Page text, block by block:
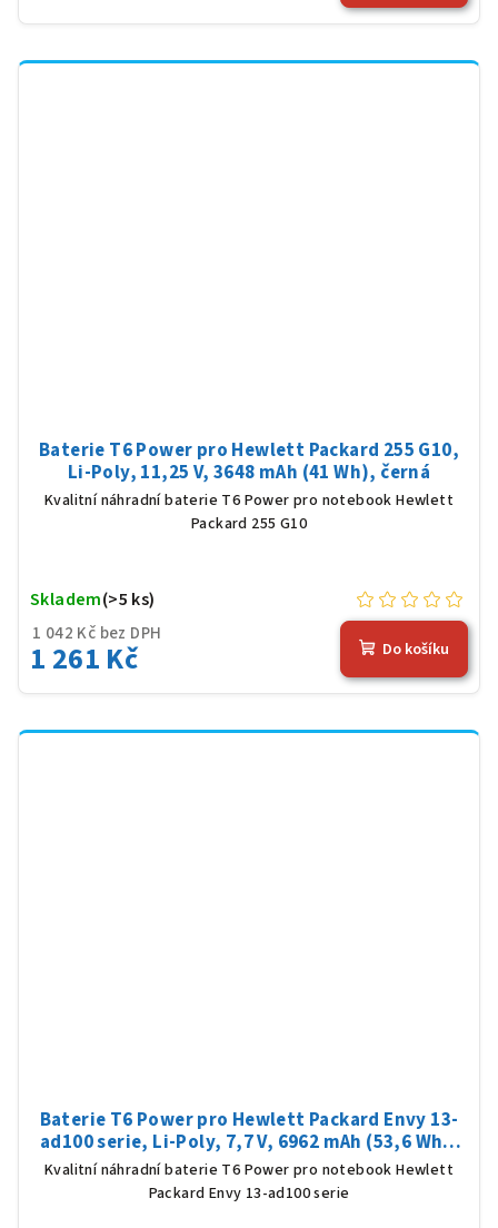
Baterie T6 Power pro Hewlett Packard 255 G10,
Li-Poly, 11,25 V, 3648 mAh (41 Wh), černá
Kvalitní náhradní baterie T6 Power pro notebook Hewlett
Packard 255 G10
1 042 Kč bez DPH
1 261 Kč
Skladem(>5 ks)
Do košíku
Baterie T6 Power pro Hewlett Packard Envy 13-
ad100 serie, Li-Poly, 7,7 V, 6962 mAh (53,6 Wh),
černá
Kvalitní náhradní baterie T6 Power pro notebook Hewlett
Packard Envy 13-ad100 serie